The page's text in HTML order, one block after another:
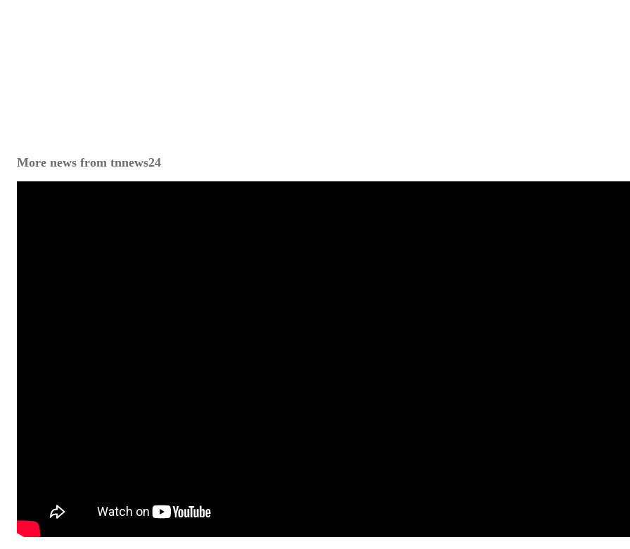
More news from tnnews24